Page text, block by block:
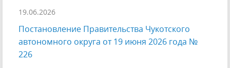
19.06.2026
Постановление Правительства Чукотского
автономного округа от 19 июня 2026 года №
226